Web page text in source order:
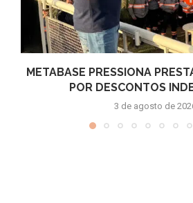
METABASE PRESSIONA
POR DESCONTOS
3 de agosto de